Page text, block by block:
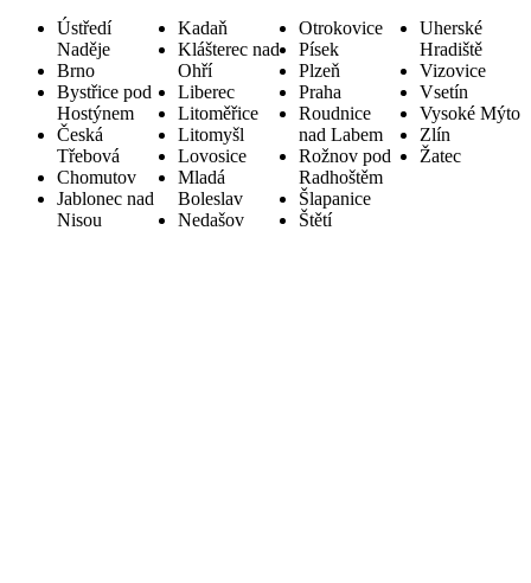
Ústředí
Naděje
Brno
Bystřice pod
Hostýnem
Česká
Třebová
Chomutov
Jablonec nad
Nisou
Kadaň
Klášterec nad
Ohří
Liberec
Litoměřice
Litomyšl
Lovosice
Mladá
Boleslav
Nedašov
Otrokovice
Písek
Plzeň
Praha
Roudnice
nad Labem
Rožnov pod
Radhoštěm
Šlapanice
Štětí
Uherské
Hradiště
Vizovice
Vsetín
Vysoké Mýto
Zlín
Žatec